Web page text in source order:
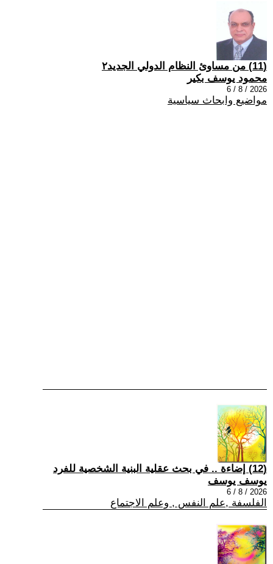
(11) من مساوئ النظام الدولي الجديد٢
محمود يوسف بكير
2026 / 8 / 6
مواضيع وابحاث سياسية
(12) إضاءة .. في بحث عقلية البنية الشخصية للفرد
يوسف يوسف
2026 / 8 / 6
الفلسفة ,علم النفس , وعلم الاجتماع